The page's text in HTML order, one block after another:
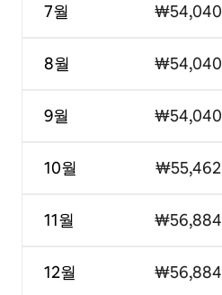
7월
8월
9월
10월
11월
12월
₩54,040
₩54,040
₩54,040
₩55,462
₩56,884
₩56,884